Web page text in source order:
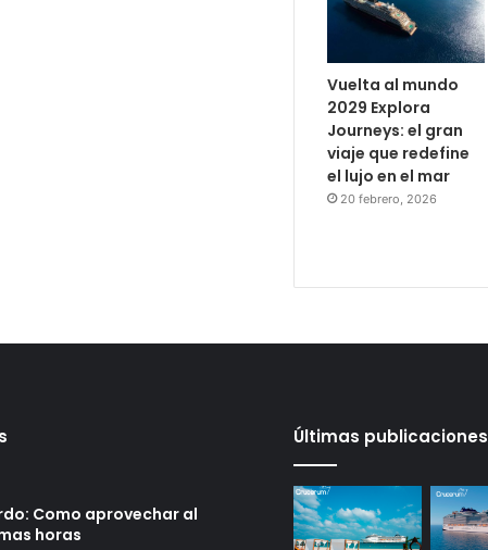
Vuelta al mundo
2029 Explora
Journeys: el gran
viaje que redefine
el lujo en el mar
20 febrero, 2026
Como aprovechar al
horas
Últimas publicaciones